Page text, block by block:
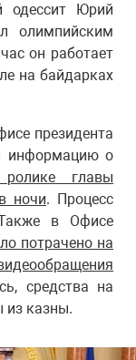
одессит Юрий
олимпийским
он работает
на байдарках
президента
информацию о
главы
ночи. Процесс
в Офисе
потрачено на
средства на
из казны.